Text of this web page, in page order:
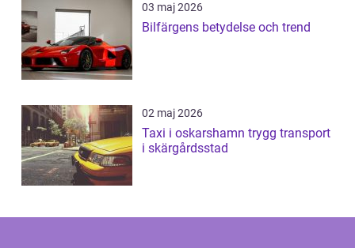
03 maj 2026
Bilfärgens betydelse och trend
02 maj 2026
Taxi i oskarshamn trygg transport
i skärgårdsstad